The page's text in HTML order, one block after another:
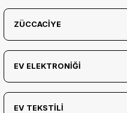
ZÜCCACİYE
EV ELEKTRONİĞİ
EV TEKSTİLİ